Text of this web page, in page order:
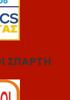
ΣΠΑΡΤΗ